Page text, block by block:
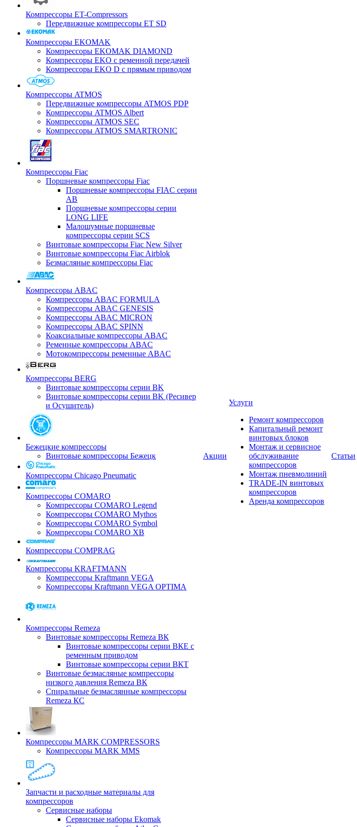
Компрессоры ET-Compressors
Передвижные компрессоры ET SD
Компрессоры EKOMAK
Компрессоры EKOMAK DIAMOND
Компрессоры EKO c ременной передачей
Компрессоры EKO D с прямым приводом
Компрессоры ATMOS
Передвижные компрессоры ATMOS PDP
Компрессоры ATMOS Albert
Компрессоры ATMOS SEC
Компрессоры ATMOS SMARTRONIC
Компрессоры Fiac
Поршневые компрессоры Fiac
Поршневые компрессоры FIAC серии
AB
Поршневые компрессоры серии
LONG LIFE
Малошумные поршневые
компрессоры серии SCS
Винтовые компрессоры Fiac New Silver
Винтовые компрессоры Fiac Airblok
Безмасляные компрессоры Fiac
Компрессоры ABAC
Компрессоры ABAC FORMULA
Компрессоры ABAC GENESIS
Компрессоры ABAC MICRON
Компрессоры ABAC SPINN
Коаксиальные компрессоры ABAC
Ременные компрессоры ABAC
Мотокомпрессоры ременные ABAC
Компрессоры BERG
Винтовые компрессоры серии BK
Винтовые компрессоры серии BK (Ресивер
и Осушитель)
Бежецкие компрессоры
Винтовые компрессоры Бежецк
Компрессоры Chicago Pneumatic
Компрессоры COMARO
Компрессоры COMARO Legend
Компрессоры COMARO Mythos
Компрессоры COMARO Symbol
Компрессоры COMARO XB
Компрессоры COMPRAG
Компрессоры KRAFTMANN
Компрессоры Kraftmann VEGA
Компрессоры Kraftmann VEGA OPTIMA
Компрессоры Remeza
Винтовые компрессоры Remeza ВК
Винтовые компрессоры серии ВКЕ с
ременным приводом
Винтовые компрессоры серии ВКТ
Винтовые безмасляные компрессоры
низкого давления Remeza ВК
Спиральные безмаслянные компрессоры
Remeza КС
Компрессоры MARK COMPRESSORS
Компрессоры MARK MMS
Запчасти и расходные материалы для
компрессоров
Cервисные наборы
Сервисные наборы Ekomak
Акции
Услуги
Ремонт компрессоров
Капитальный ремонт
винтовых блоков
Монтаж и сервисное
обслуживание
компрессоров
Монтаж пневмолиний
TRADE-IN винтовых
компрессоров
Аренда компрессоров
Статьи